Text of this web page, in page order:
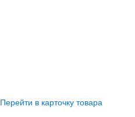
Перейти в карточку товара